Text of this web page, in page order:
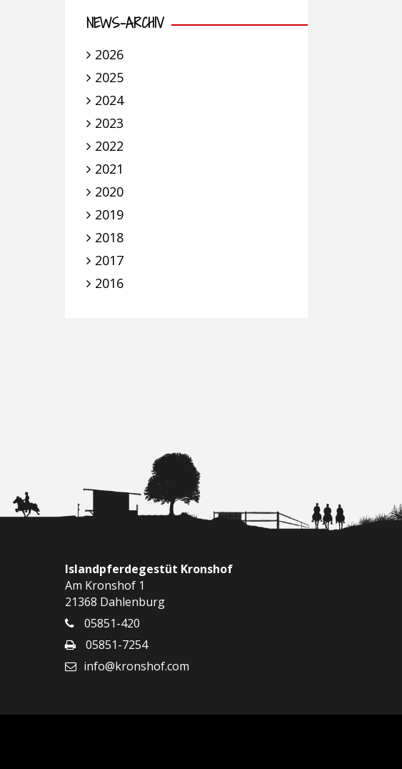
NEWS-ARCHIV
2026
2025
2024
2023
2022
2021
2020
2019
2018
2017
2016
Islandpferdegestüt Kronshof
Am Kronshof 1
21368 Dahlenburg
05851-420
05851-7254
info@kronshof.com